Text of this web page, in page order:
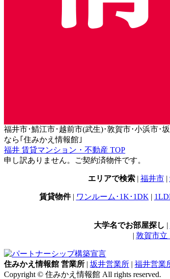
福井市･鯖江市･越前市(武生)･敦賀市･小浜市･
なら｢住みかえ情報館｣
福井 賃貸マンション・不動産 TOP
申し訳ありません。ご契約済物件です。
エリアで検索| 福井市|
賃貸物件| ワンルーム･1K･1DK |
大学名でお部屋探し |
| 敦賀市立
住みかえ情報館 営業所 | 坂井営業所 | 福井営業
Copyright © 住みかえ情報館 All rights reserved.